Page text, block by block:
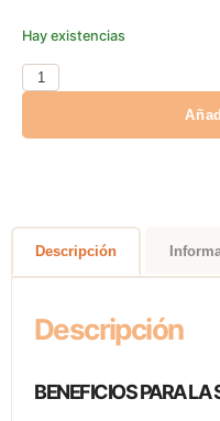
Hay existencias
Descripción
Descripción
BENEFICIOS PARA LA